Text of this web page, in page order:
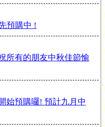
預購中 !
所有的朋友中秋佳節愉
始預購囉! 預計九月中